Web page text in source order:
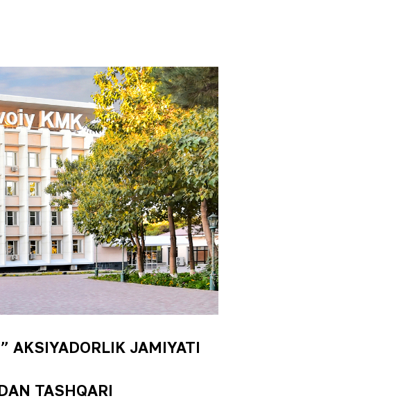
AKSIYADORLIK JAMIYATI
TASHQARI